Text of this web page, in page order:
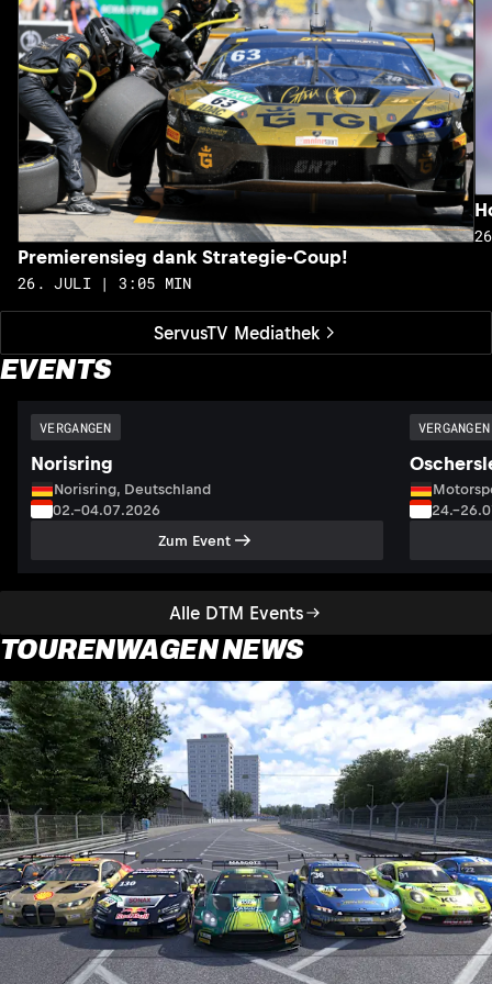
ServusTV Mediathek
Premierensieg dank Strategie-Coup!
26. JULI | 3:05 MIN
EVENTS
Alle DTM Events
VERGANGEN
Norisring
Norisring, Deutschland
02.–04.07.2026
Zum Event
VERGANGEN
TOURENWAGEN NEWS